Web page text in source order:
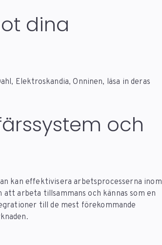
dina
Elektroskandia, Onninen, läsa in deras
och
kan effektivisera arbetsprocesserna inom
arbeta tillsammans och kännas som en
till de mest förekommande